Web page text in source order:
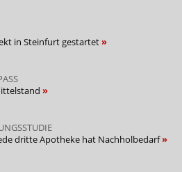
in Steinfurt gestartet
dritte Apotheke hat Nachholbedarf